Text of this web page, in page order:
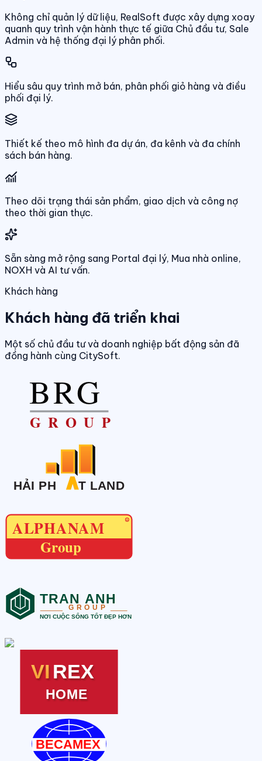
Không chỉ quản lý dữ liệu, RealSoft được xây dựng xoay
quanh quy trình vận hành thực tế giữa Chủ đầu tư, Sale
Admin và hệ thống đại lý phân phối.
Hiểu sâu quy trình mở bán, phân phối giỏ hàng và điều
phối đại lý.
Thiết kế theo mô hình đa dự án, đa kênh và đa chính
sách bán hàng.
Theo dõi trạng thái sản phẩm, giao dịch và công nợ
theo thời gian thực.
Sẵn sàng mở rộng sang Portal đại lý, Mua nhà online,
NOXH và AI tư vấn.
Khách hàng
Khách hàng đã triển khai
Một số chủ đầu tư và doanh nghiệp bất động sản đã
đồng hành cùng CitySoft.